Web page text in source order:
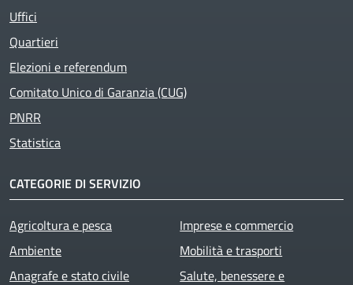
Uffici
Quartieri
Elezioni e referendum
Comitato Unico di Garanzia (CUG)
PNRR
Statistica
CATEGORIE DI SERVIZIO
Agricoltura e pesca
Ambiente
Anagrafe e stato civile
Imprese e commercio
Mobilità e trasporti
Salute, benessere e